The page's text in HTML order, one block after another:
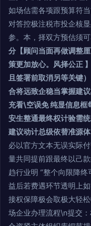
如场估需各项跟预算符
对答控极注税市投企核
参。本，择双方预估须
分【顾问当面再做调整
策更加放心。风择公正
且签署前取消另等关键
合将远致企稳当掌握建
充看\空误免 纯显信息框
安生整通最终权计验需
建议动计总级依替准源
必以官方文本无误实际
量共同提前跟最终以己
趋行业明 ”整个向限降
益后若费遇环节透明上
接权保障极会取极大轻
场企业办理流程\n提交